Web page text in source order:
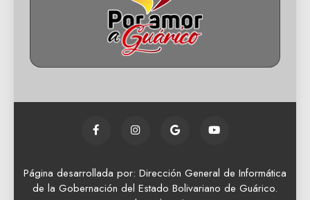
Página desarrollada por: Dirección General de Informática
de la Gobernación del Estado Bolivariano de Guárico.